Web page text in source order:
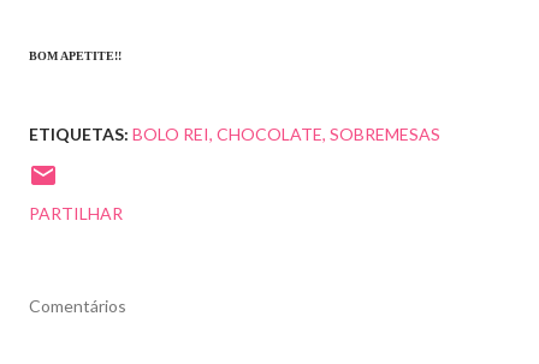
BOM APETITE!!
ETIQUETAS: BOLO REI CHOCOLATE SOBREMESAS
PARTILHAR
Comentários